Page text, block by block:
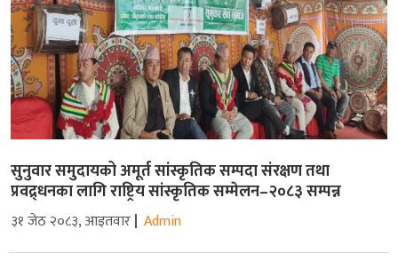
सुनुवार समुदायको अमूर्त सांस्कृतिक सम्पदा संरक्षण तथा
प्रवद्र्धनका लागि राष्ट्रिय सांस्कृतिक सम्मेलन–२०८३ सम्पन्न
३१ जेठ २०८३, आइतवार Admin